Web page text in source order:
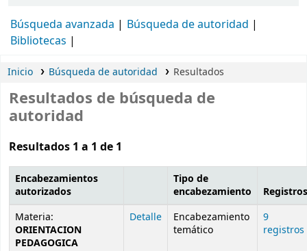
Búsqueda avanzada
Búsqueda de autoridad
Bibliotecas
Inicio Búsqueda de autoridad Resultados
Resultados de búsqueda de
autoridad
Resultados 1 a 1 de 1
Resultados de búsqueda de autoridad
Encabezamientos
autorizados
Tipo de
encabezamiento
Registros
Materia:
ORIENTACION
PEDAGOGICA
Detalle
Encabezamiento
temático
9
registros